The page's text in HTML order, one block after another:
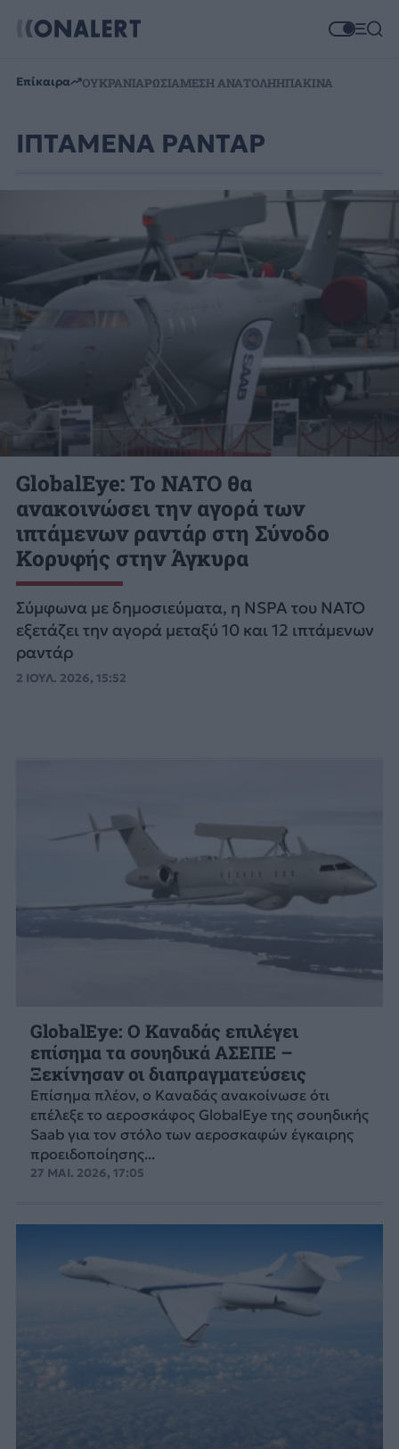
Επίκαιρα ΟΥΚΡΑΝΙΑΡΩΣΙΑΜΕΣΗ ΑΝΑΤΟΛΗΗΠΑΚΙΝΑ
ΙΠΤΑΜΕΝΑ ΡΑΝΤΑΡ
GlobalEye: Το NATO θα
ανακοινώσει την αγορά των
ιπτάμενων ραντάρ στη Σύνοδο
Κορυφής στην Άγκυρα
Σύμφωνα με δημοσιεύματα, η NSPA του ΝΑΤΟ
εξετάζει την αγορά μεταξύ 10 και 12 ιπτάμενων
ραντάρ
2 ΙΟΥΛ. 2026, 15:52
GlobalEye: Ο Καναδάς επιλέγει
επίσημα τα σουηδικά ΑΣΕΠΕ –
Ξεκίνησαν οι διαπραγματεύσεις
Επίσημα πλέον, ο Καναδάς ανακοίνωσε ότι
επέλεξε το αεροσκάφος GlobalEye της σουηδικής
Saab για τον στόλο των αεροσκαφών έγκαιρης
προειδοποίησης...
27 ΜΑΙ. 2026, 17:05